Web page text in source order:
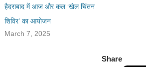
हैदराबाद में आज और कल ‘खेल चिंतन
शिविर’ का आयोजन
March 7, 2025
Share